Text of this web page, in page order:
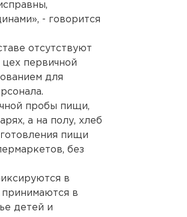
- говорится
отсутствуют
первичной
для
пробы пищи,
а на полу, хлеб
пищи
без
в
в
детей и